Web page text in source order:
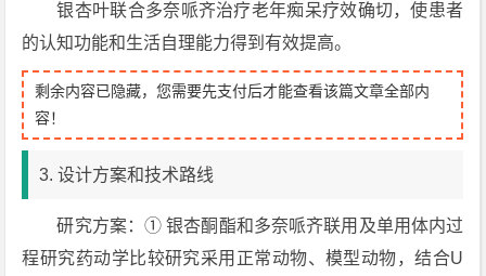
银杏叶联合多奈哌齐治疗老年痴呆疗效确切，使患者
的认知功能和生活自理能力得到有效提高。
剩余内容已隐藏，您需要先支付后才能查看该篇文章全部内
容！
3. 设计方案和技术路线
研究方案：① 银杏酮酯和多奈哌齐联用及单用体内过
程研究药动学比较研究采用正常动物、模型动物，结合U